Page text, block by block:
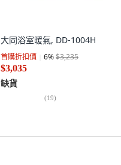
大同浴室暖氣, DD-1004H
首購折扣價 6%$3,235
$3,035
缺貨
(19)